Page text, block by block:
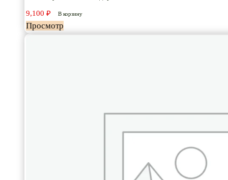
9,100 ₽ В корзину
Просмотр